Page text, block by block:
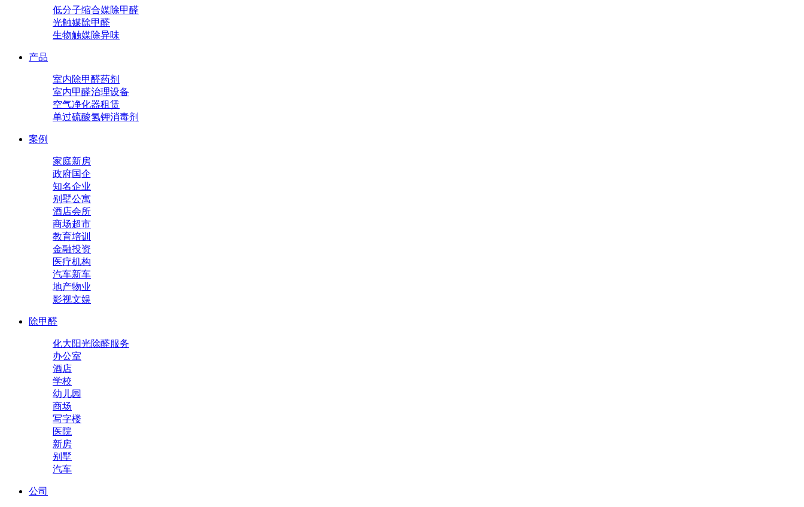
低分子缩合媒除甲醛
光触媒除甲醛
生物触媒除异味
产品
室内除甲醛药剂
室内甲醛治理设备
空气净化器租赁
单过硫酸氢钾消毒剂
案例
家庭新房
政府国企
知名企业
别墅公寓
酒店会所
商场超市
教育培训
金融投资
医疗机构
汽车新车
地产物业
影视文娱
除甲醛
化大阳光除醛服务
办公室
酒店
学校
幼儿园
商场
写字楼
医院
新房
别墅
汽车
公司